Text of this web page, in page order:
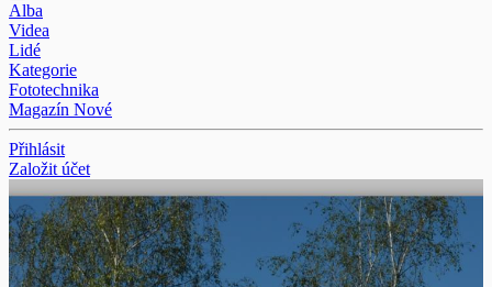
Alba
Videa
Lidé
Kategorie
Fototechnika
Magazín Nové
Přihlásit
Založit účet